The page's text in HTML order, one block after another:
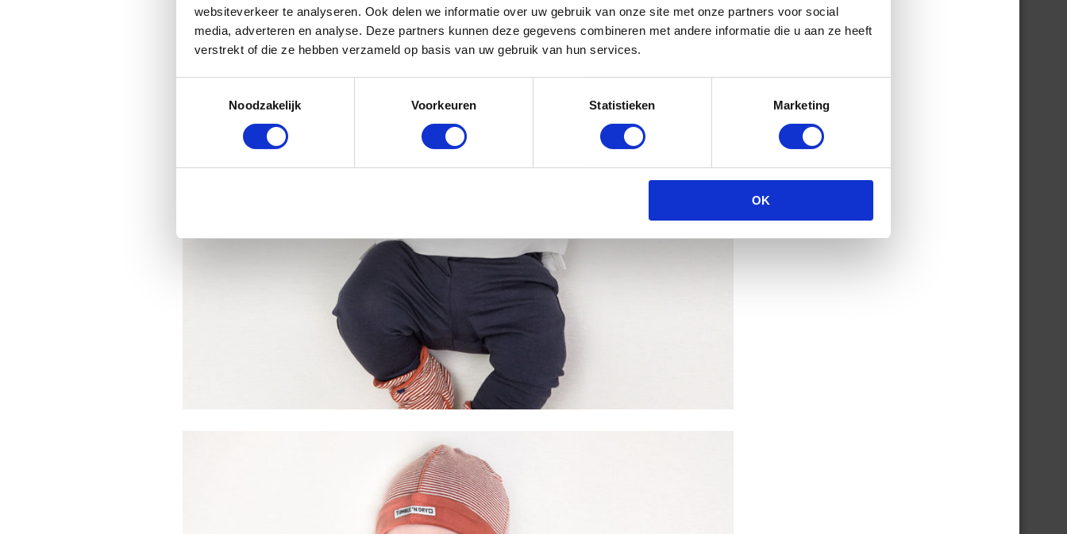
websiteverkeer te analyseren. Ook delen we informatie over uw gebruik van onze site met onze partners voor social
media, adverteren en analyse. Deze partners kunnen deze gegevens combineren met andere informatie die u aan ze heeft
verstrekt of die ze hebben verzameld op basis van uw gebruik van hun services.
Noodzakelijk
Voorkeuren Statistieken Marketing
OK